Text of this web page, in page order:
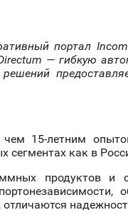
портал
— гибкую
15-летним
как в
продуктов и